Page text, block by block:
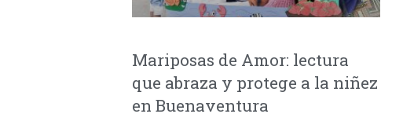
Mariposas de Amor: lectura
que abraza y protege a la niñez
en Buenaventura